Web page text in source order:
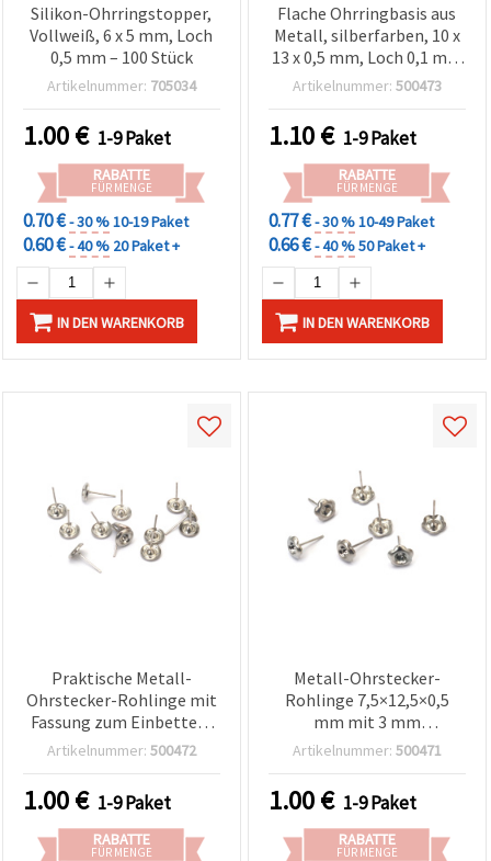
Silikon-Ohrringstopper,
Vollweiß, 6 x 5 mm, Loch
0,5 mm – 100 Stück
Artikelnummer: 705034
1.00€ 1-9 Paket
RABATTE
FÜR MENGE
0.70 €- 30 %10-19 Paket
0.60 €- 40 % 20 Paket +
IN DEN WARENKORB
Flache Ohrringbasis aus
Metall, silberfarben, 10 x
13 x 0,5 mm, Loch 0,1 mm
– 6er-Set, Bastelbedarf
Schmuckherstellung
Artikelnummer: 500473
1.10€ 1-9 Paket
RABATTE
FÜR MENGE
0.77 €- 30 %10-49 Paket
0.66 €- 40 %50 Paket +
IN DEN WARENKORB
Praktische Metall-
Ohrstecker-Rohlinge mit
Fassung zum Einbetten,
silberfarben, 8 x 14 x 0,5
Stück, perfekt für DIY-
Schmuck
Artikelnummer: 500472
1.00€ 1-9 Paket
RABATTE
FÜR MENGE
Metall-Ohrstecker-
Rohlinge 7,5×12,5×0,5
mm mit 3 mm
Klebefläche, silberfarben
Artikelnummer: 500471
1.00€ 1-9 Paket
RABATTE
FÜR MENGE